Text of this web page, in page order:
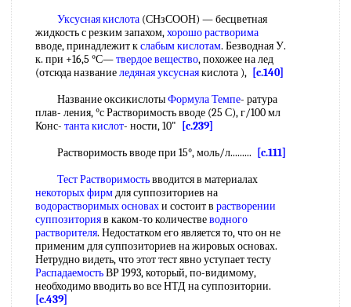
Уксусная кислота (СНзСООН) — бесцветная
жидкость с резким запахом,хорошо растворима
вводе, принадлежит кслабым кислотам. Безводная У.
к. при +16,5 °С—твердое вещество, похожее на лед
(отсюда названиеледяная уксуснаякислота ), [c.140]
Название оксикислотыФормула Темпе- ратура
плав- ления, °с Растворимость вводе (25 С), г/100 мл
Конс- танта кислот- ности, 10"
[c.239]
Растворимость вводе при 15°, моль/л.........
[c.111]
Тест Растворимостьвводится в материалах
некоторых фирмдля суппозиториев на
водорастворимых основахи состоит в растворении
суппозиторияв каком-то количествеводного
растворителя. Недостатком его является то, что он не
применим для суппозиториев на жировых основах.
Нетрудно видеть, что этот тест явно уступает тесту
РаспадаемостьВР 1993, который, по-видимому,
необходимо вводить во все НТД на суппозитории.
[c.439]